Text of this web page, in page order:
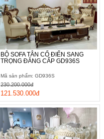
BỘ SOFA TÂN CỔ ĐIỂN SANG
TRỌNG ĐẲNG CẤP GD936S
Mã sản phẩm: GD936S
121.530.000đ
230.200.000đ